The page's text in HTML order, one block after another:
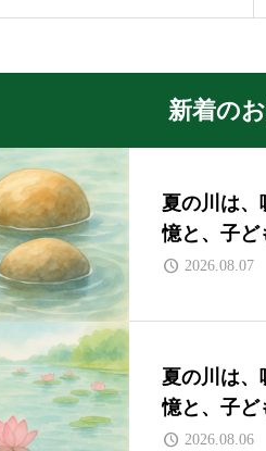
新着の
夏の川は、
憶と、子ど
2026.08.07
夏の川は、
憶と、子ど
2026.08.06